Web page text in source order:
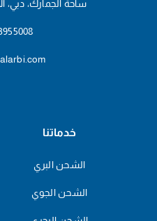
ساحة الجمارك، دبي،
خدماتنا
الشحن البري
الشحن الجوي